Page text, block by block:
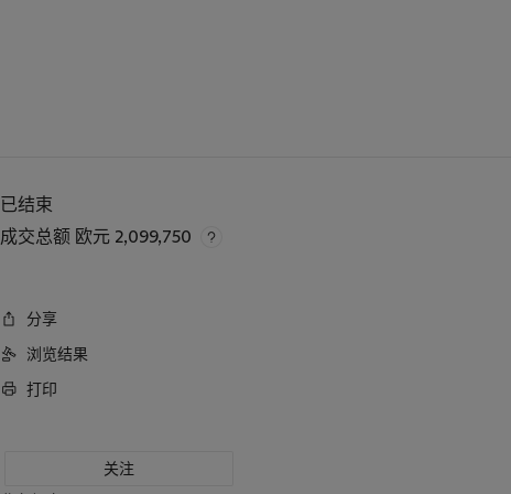
已结束
成交总额 欧元 2,099,750
分享
浏览结果
打印
关注